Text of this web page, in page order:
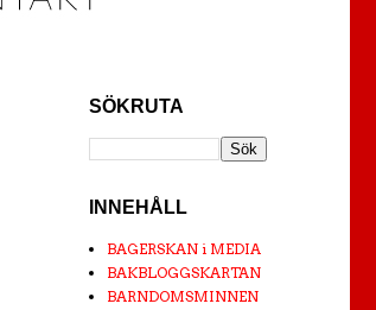
SÖKRUTA
INNEHÅLL
BAGERSKAN i MEDIA
BAKBLOGGSKARTAN
BARNDOMSMINNEN